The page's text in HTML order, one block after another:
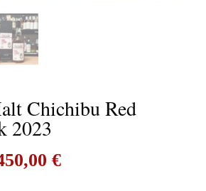
Chichibu Red
2023
€Le